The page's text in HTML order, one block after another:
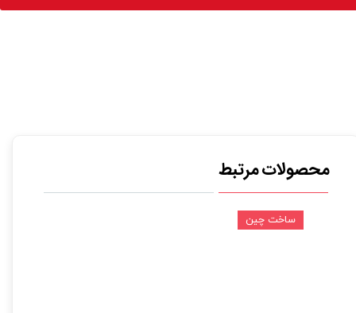
محصولات مرتبط
ساخت چین